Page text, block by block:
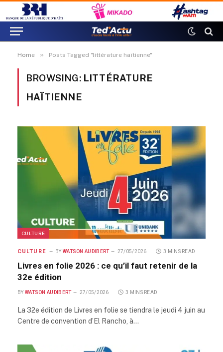
Home » Posts Tagged "littérature haïtienne"
BROWSING: LITTÉRATURE
HAÏTIENNE
CULTURE
CULTURE BY WATSON AUDIBERT 27/05/2026 3 MINS READ
Livres en folie 2026 : ce qu’il faut retenir de la
32e édition
BY WATSON AUDIBERT 27/05/2026 3 MINS READ
La 32e édition de Livres en folie se tiendra le jeudi 4 juin au
Centre de convention d’El Rancho, à…